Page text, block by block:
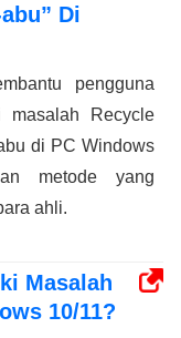
Di
pengguna
masalah Recycle
di PC Windows
metode yang
ahli.
Masalah
10/11?